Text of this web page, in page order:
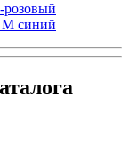
синий